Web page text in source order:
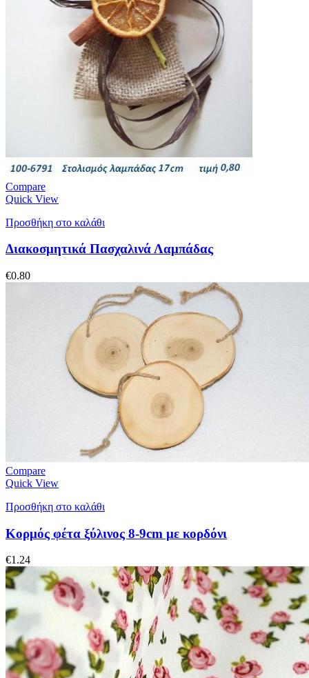
Compare
Quick View
Προσθήκη στο καλάθι
Διακοσμητικά Πασχαλινά Λαμπάδας
€0.80
Compare
Quick View
Προσθήκη στο καλάθι
Κορμός φέτα ξύλινος 8-9cm με κορδόνι
€1.24